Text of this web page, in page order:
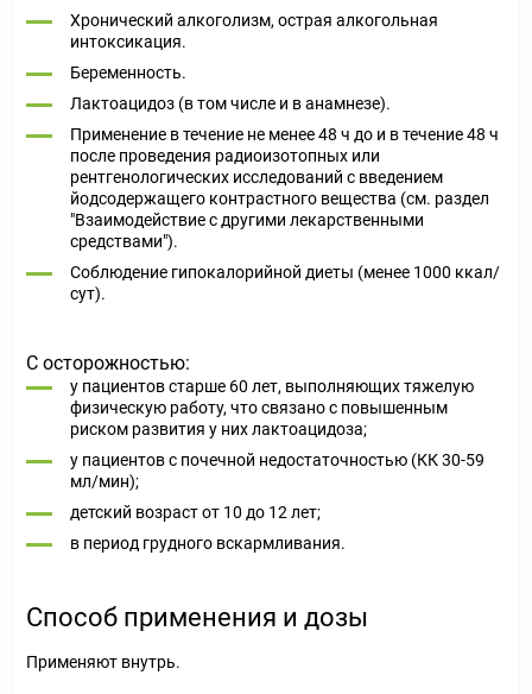
Хронический алкоголизм, острая алкогольная
интоксикация.
Беременность.
Лактоацидоз (в том числе и в анамнезе).
Применение в течение не менее 48 ч до и в течение 48 ч
после проведения радиоизотопных или
рентгенологических исследований с введением
йодсодержащего контрастного вещества (см. раздел
"Взаимодействие с другими лекарственными
средствами").
Соблюдение гипокалорийной диеты (менее 1000 ккал/
сут).
С осторожностью:
у пациентов старше 60 лет, выполняющих тяжелую
физическую работу, что связано с повышенным
риском развития у них лактоацидоза;
у пациентов с почечной недостаточностью (КК 30-59
мл/мин);
детский возраст от 10 до 12 лет;
в период грудного вскармливания.
Способ применения и дозы
Применяют внутрь.